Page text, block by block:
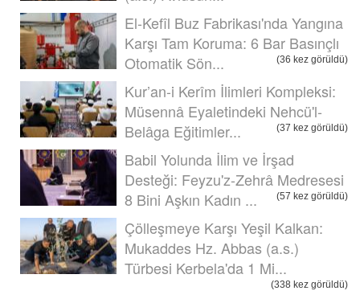
El-Kefîl Buz Fabrikası'nda Yangına
Karşı Tam Koruma: 6 Bar Basınçlı
Otomatik Sön...
(36 kez görüldü)
Kur’an-i Kerîm İlimleri Kompleksi:
Müsennâ Eyaletindeki Nehcü'l-
Belâga Eğitimler...
(37 kez görüldü)
Babil Yolunda İlim ve İrşad
Desteği: Feyzu'z-Zehrâ Medresesi
8 Bini Aşkın Kadın ...
(57 kez görüldü)
Çölleşmeye Karşı Yeşil Kalkan:
Mukaddes Hz. Abbas (a.s.)
Türbesi Kerbela'da 1 Mi...
(338 kez görüldü)